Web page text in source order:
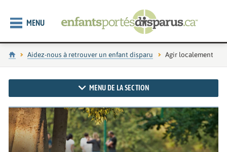
MENU
Accueil
Aidez-nous à retrouver un enfant disparu Page actuelle :
Agir localement
MENU DE LA SECTION